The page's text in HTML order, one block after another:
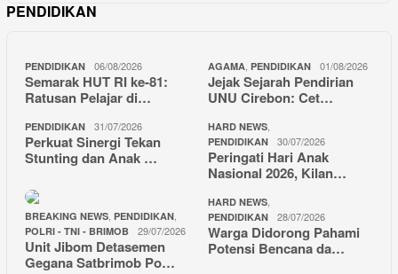
PENDIDIKAN
PENDIDIKAN 06/08/2026
Semarak HUT RI ke-81:
Ratusan Pelajar di…
AGAMA, PENDIDIKAN 01/08/2026
Jejak Sejarah Pendirian
UNU Cirebon: Cet…
PENDIDIKAN 31/07/2026
Perkuat Sinergi Tekan
Stunting dan Anak …
HARD NEWS,
PENDIDIKAN 30/07/2026
Peringati Hari Anak
Nasional 2026, Kilan…
BREAKING NEWS, PENDIDIKAN,
POLRI - TNI - BRIMOB 29/07/2026
Unit Jibom Detasemen
Gegana Satbrimob Po…
HARD NEWS,
PENDIDIKAN 28/07/2026
Warga Didorong Pahami
Potensi Bencana da…